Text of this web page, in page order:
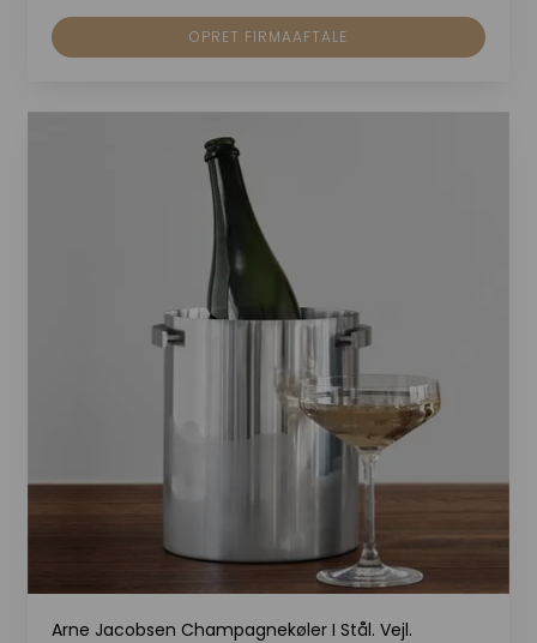
OPRET FIRMAAFTALE
Arne Jacobsen Champagnekøler I Stål. Vejl.